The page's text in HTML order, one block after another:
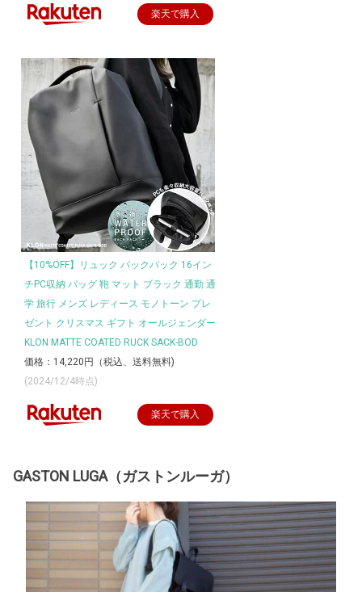
楽天で購入
【10%OFF】リュック バックパック 16イン
チPC収納 バッグ 鞄 マット ブラック 通勤 通
学 旅行 メンズ レディース モノトーン プレ
ゼント クリスマス ギフト オールジェンダー
KLON MATTE COATED RUCK SACK-BOD
価格：14,220円（税込、送料無料)
(2024/12/4時点)
楽天で購入
GASTON LUGA（ガストンルーガ）